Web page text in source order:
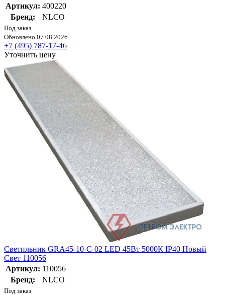
Артикул: 400220
Бренд:
NLCO
Под заказ
Обновлено 07.08.2026
+7 (495) 787-17-46
Уточнить цену
Светильник GRA45-10-C-02 LED 45Вт 5000К IP40 Новый
Свет 110056
Артикул: 110056
Бренд:
NLCO
Под заказ